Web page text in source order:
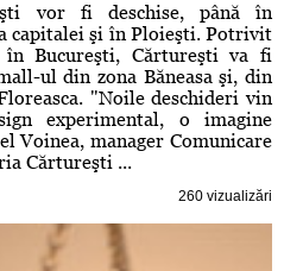
vor fi deschise, până în
capitalei şi în Ploieşti. Potrivit
în Bucureşti, Cărtureşti va fi
ul din zona Băneasa şi, din
"Noile deschideri vin
experimental, o imagine
Voinea, manager Comunicare
Cărtureşti ...
260 vizualizări